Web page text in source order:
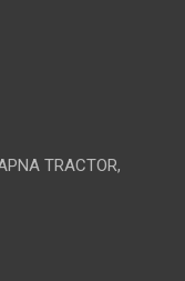
TRACTOR,